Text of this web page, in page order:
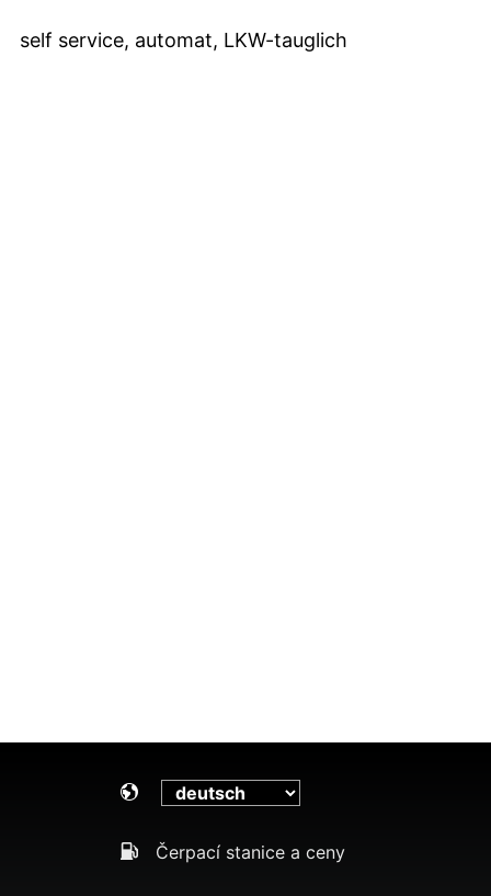
self service, automat, LKW-tauglich
Čerpací stanice a ceny